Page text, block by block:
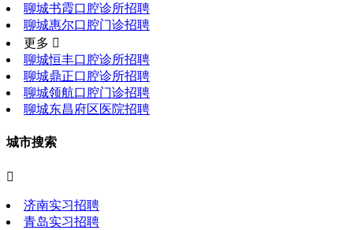
聊城书霞口腔诊所招聘
聊城惠尔口腔门诊招聘
更多 
聊城恒丰口腔诊所招聘
聊城鼎正口腔诊所招聘
聊城领航口腔门诊招聘
聊城东昌府区医院招聘
城市搜索

济南实习招聘
青岛实习招聘